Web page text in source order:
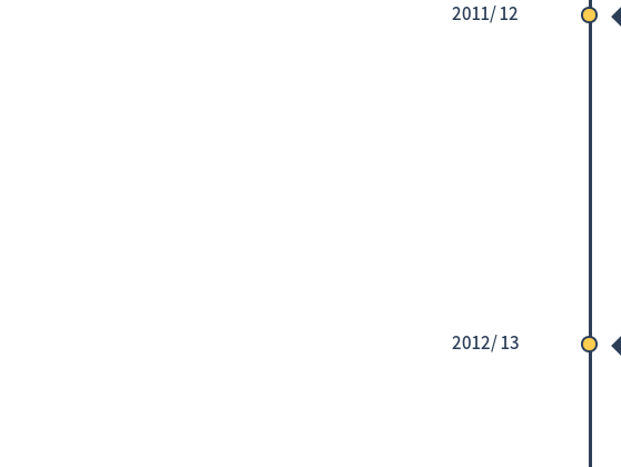
2011/ 12
2012/ 13